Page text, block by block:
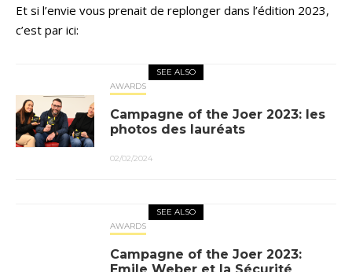
Et si l’envie vous prenait de replonger dans l’édition 2023,
c’est par ici:
SEE ALSO
AWARDS
Campagne of the Joer 2023: les
photos des lauréats
02/02/2024
SEE ALSO
AWARDS
Campagne of the Joer 2023:
Emile Weber et la Sécurité